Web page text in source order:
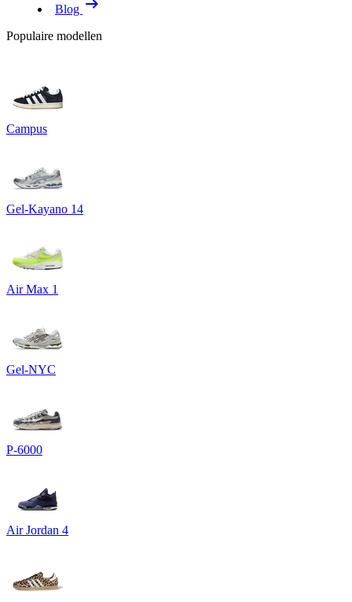
Blog
Populaire modellen
Campus
Gel-Kayano 14
Air Max 1
Gel-NYC
P-6000
Air Jordan 4